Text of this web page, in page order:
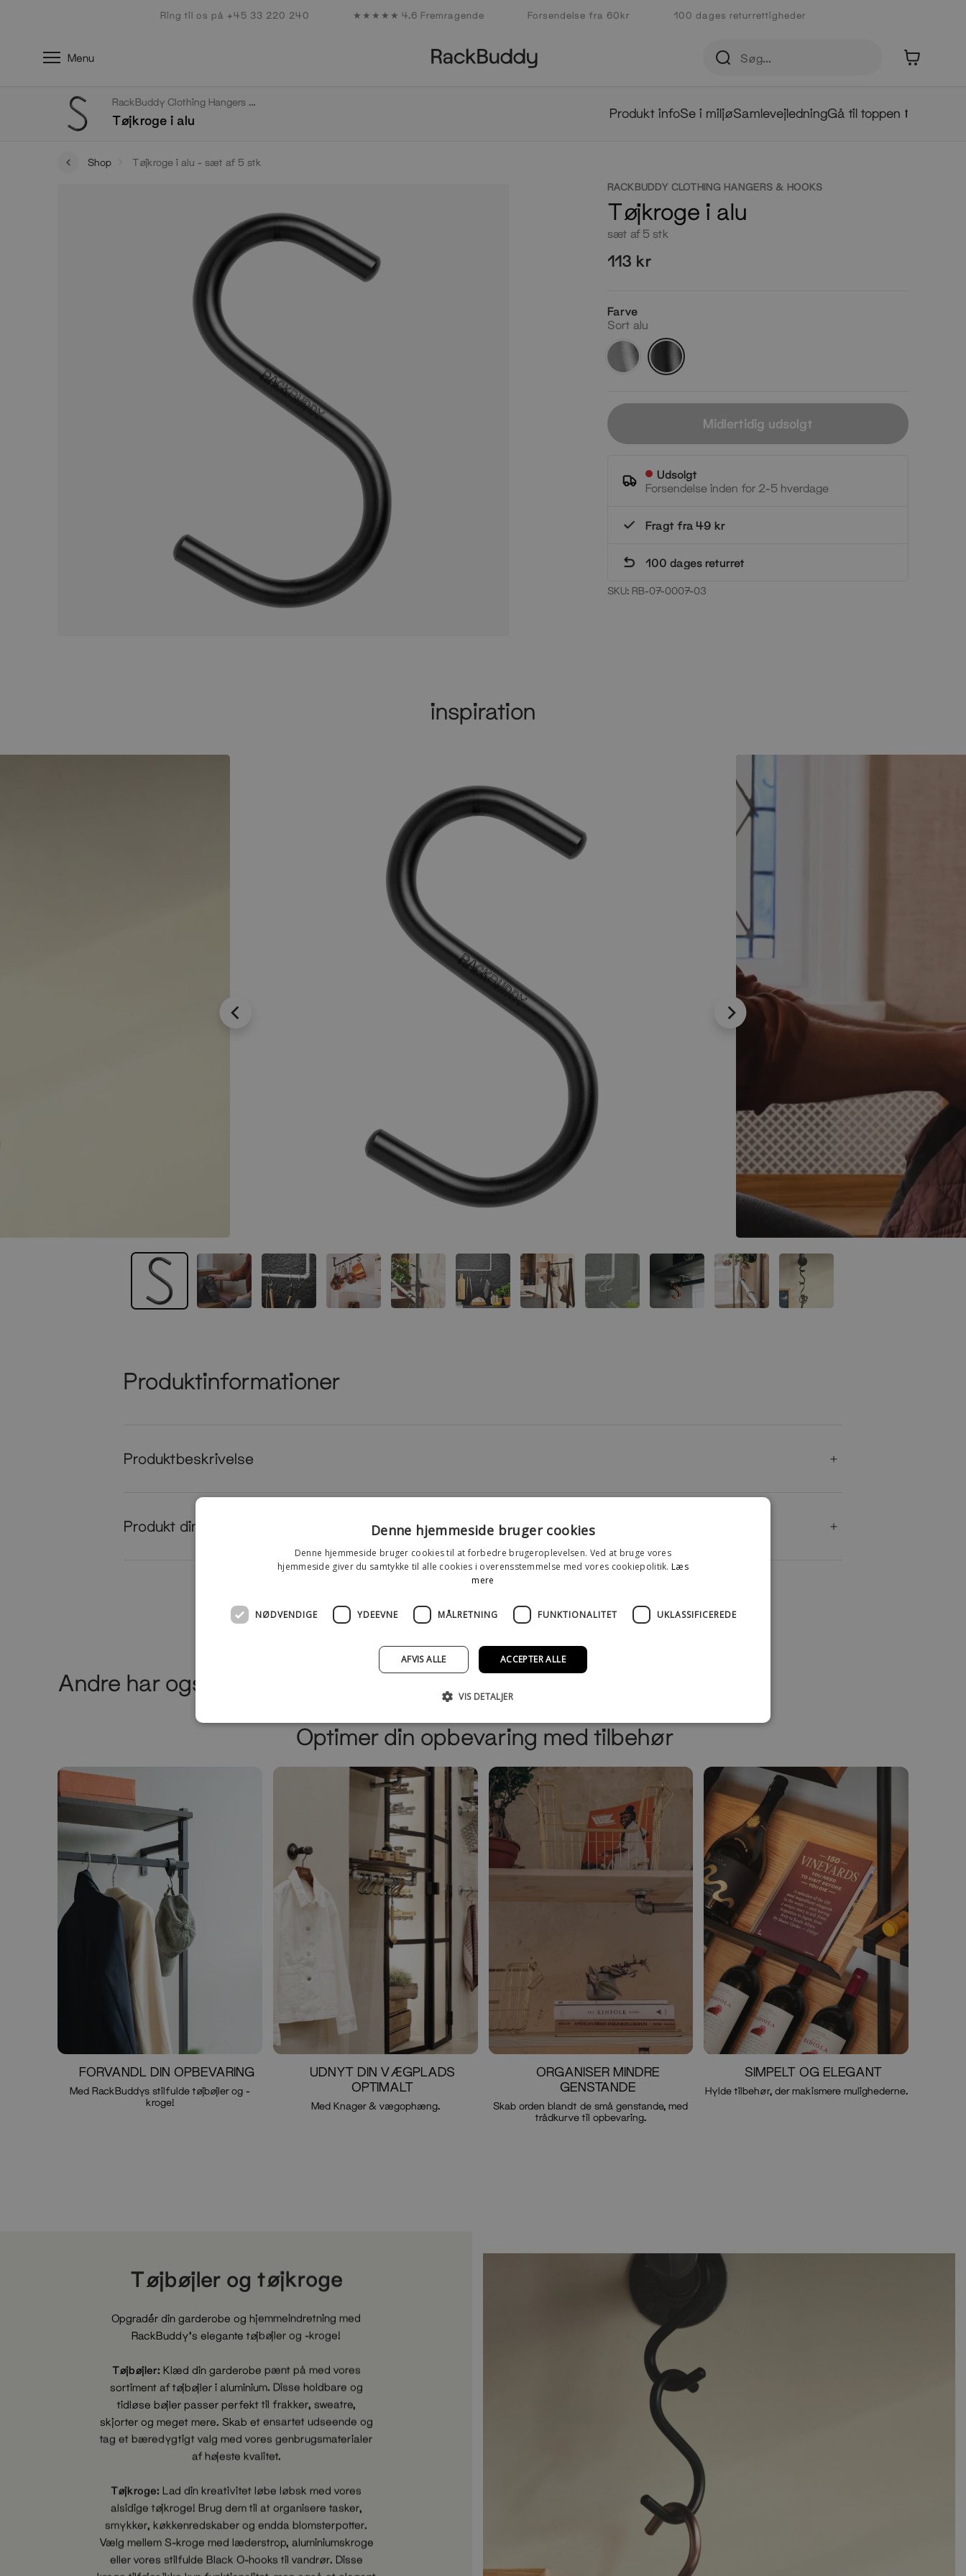
Ring til os på +45 33 220 240 ★★★★★ 4.6 Fremragende Forsendelse fra 60kr 100 dages returrettigheder
Menu
Professionals
RackBuddy Clothing Hangers & Hooks
Tøjkroge i alu Produkt infoSe i miljøSamlevejledningGå til toppen ⭡
Shop Tøjkroge i alu - sæt af 5 stk
RACKBUDDY CLOTHING HANGERS & HOOKS
Tøjkroge i alu
sæt af 5 stk
113 kr
Farve
Sort alu
Sølv
alu
Sort
alu
Midlertidig udsolgt
Udsolgt
Forsendelse inden for 2-5 hverdage
Fragt fra 49 kr
100 dages returret
SKU: RB-07-0007-03
inspiration
Produktinformationer
Produktbeskrivelse
Produkt dimensioner
Andre har også købt dette
Optimer din opbevaring med tilbehør
Med RackBuddys stilfulde tøjbøjler og -
kroge!
FORVANDL DIN OPBEVARING
Med Knager & vægophæng.
UDNYT DIN VÆGPLADS
OPTIMALT
Skab orden blandt de små genstande, med
trådkurve til opbevaring.
ORGANISER MINDRE
GENSTANDE
Hylde tilbehør, der makismere mulighederne.
SIMPELT OG ELEGANT
Tøjbøjler og tøjkroge
Opgradér din garderobe og hjemmeindretning med
RackBuddy's elegante tøjbøjler og -kroge!
Tøjbøjler: Klæd din garderobe pænt på med vores
sortiment af tøjbøjler i aluminium. Disse holdbare og
tidløse bøjler passer perfekt til frakker, sweatre,
skjorter og meget mere. Skab et ensartet udseende og
tag et bæredygtigt valg med vores genbrugsmaterialer
af højeste kvalitet.
Tøjkroge: Lad din kreativitet løbe løbsk med vores
alsidige tøjkroge! Brug dem til at organisere tasker,
smykker, køkkenredskaber og endda blomsterpotter.
Vælg mellem S-kroge med læderstrop, aluminiumskroge
eller vores stilfulde Black O-hooks til vandrør. Disse
Denne hjemmeside bruger cookies
Denne hjemmeside bruger cookies til at forbedre brugeroplevelsen. Ved at bruge vores
hjemmeside giver du samtykke til alle cookies i overensstemmelse med vores cookiepolitik.Læs
mere
NØDVENDIGE YDEEVNE MÅLRETNING FUNKTIONALITET UKLASSIFICEREDE
ACCEPTER ALLE
AFVIS ALLE
VIS DETALJER